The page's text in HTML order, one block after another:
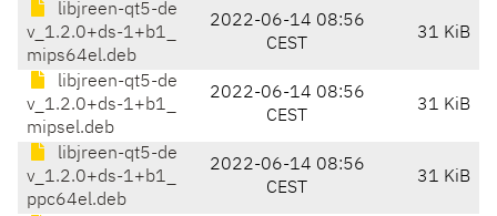
libjreen-qt5-de
v_1.2.0+ds-1+b1_
mips64el.deb
2022-06-14 08:56
CEST
31 KiB
libjreen-qt5-de
v_1.2.0+ds-1+b1_
mipsel.deb
2022-06-14 08:56
CEST
31 KiB
libjreen-qt5-de
v_1.2.0+ds-1+b1_
ppc64el.deb
2022-06-14 08:56
CEST
31 KiB